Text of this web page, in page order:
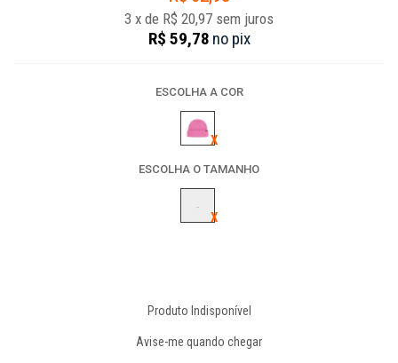
3 x de R$ 20,97 sem juros
R$ 59,78 no pix
ESCOLHA A COR
ESCOLHA O TAMANHO
-
Produto Indisponível
Avise-me quando chegar